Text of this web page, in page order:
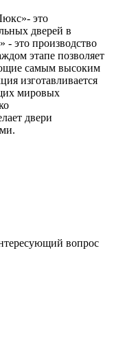
это
дверей в
- это производство
этапе позволяет
самым высоким
изготавливается
мировых
двери
вопрос